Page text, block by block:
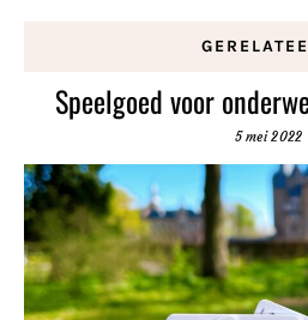
Speelgoed voor
5 mei 2022